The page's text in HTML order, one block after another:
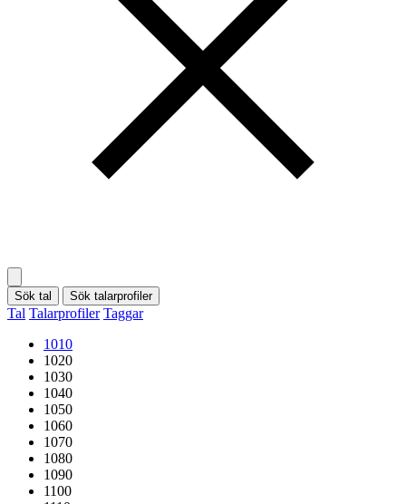
Sök tal Sök talarprofiler
Tal Talarprofiler Taggar
1010
1020
1030
1040
1050
1060
1070
1080
1090
1100